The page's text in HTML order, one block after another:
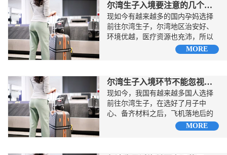
尔湾生子入境要注意的几个关键细节
现如今有越来越多的国内孕妈选择
前往尔湾生子，尔湾地区治安好、
环境优越，医疗资源也充沛，所以
受到认可，但是，不管目的地是哪
MORE
尔湾生子入境环节不能忽视的细节
现如今，我国有越来越多国人选择
前往尔湾生子，在选好了月子中
心、备齐材料之后，飞机落地后的
海关环节则是进一步考验的开
MORE